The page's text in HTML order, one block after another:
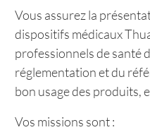
Vous assurez la
dispositifs médicaux
professionnels de santé
réglementation et du
bon usage des produits,
Vos missions sont :